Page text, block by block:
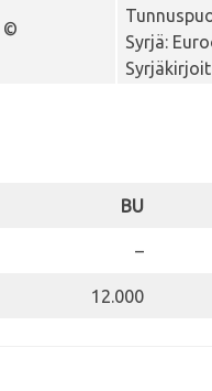
©
Syrjä:
BU
–
12.000